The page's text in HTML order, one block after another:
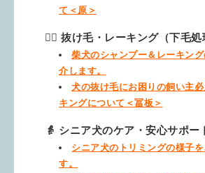
て＜原＞
🐕‍🦺 抜け毛・レーキング（下毛
柴犬のシャンプー＆レーキン
介します。
犬の抜け毛にお困りの飼い主
キングについて＜冨板＞
👵 シニア犬のケア・安心サポー
シニア犬のトリミングの様子
す。